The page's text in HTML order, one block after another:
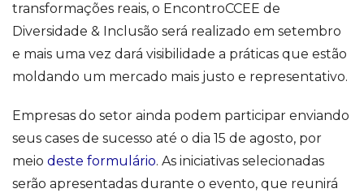
transformações reais, o EncontroCCEE de
Diversidade & Inclusão será realizado em setembro
e mais uma vez dará visibilidade a práticas que estão
moldando um mercado mais justo e representativo.
Empresas do setor ainda podem participar enviando
seus cases de sucesso até o dia 15 de agosto, por
meio deste formulário. As iniciativas selecionadas
serão apresentadas durante o evento, que reunirá